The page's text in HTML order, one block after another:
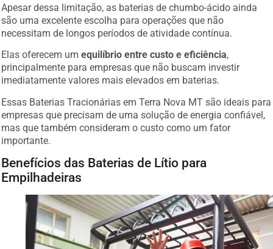
Apesar dessa limitação, as baterias de chumbo-ácido ainda
são uma excelente escolha para operações que não
necessitam de longos períodos de atividade contínua.
Elas oferecem umequilíbrio entre custo e eficiência,
principalmente para empresas que não buscam investir
imediatamente valores mais elevados em baterias.
Essas Baterias Tracionárias em Terra Nova MT são ideais para
empresas que precisam de uma solução de energia confiável,
mas que também consideram o custo como um fator
importante.
Benefícios das Baterias de Lítio para
Empilhadeiras